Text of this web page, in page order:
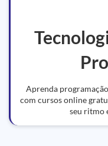
Aprenda
com cursos online
seu ritmo